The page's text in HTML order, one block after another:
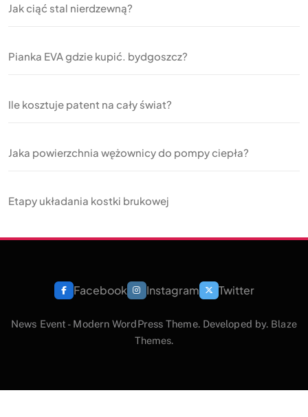
Jak ciąć stal nierdzewną?
Pianka EVA gdzie kupić. bydgoszcz?
Ile kosztuje patent na cały świat?
Jaka powierzchnia wężownicy do pompy ciepła?
Etapy układania kostki brukowej
Facebook Instagram Twitter
News Event - Modern WordPress Theme. Developed by. Blaze
Themes.